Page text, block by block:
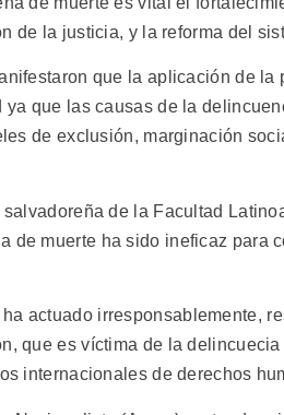
de la justicia, y la reforma del
que la aplicación de la
que las causas de la
de exclusión, marginación
de la Facultad
de muerte ha sido ineficaz para
actuado irresponsablemente,
que es víctima de la
internacionales de derechos